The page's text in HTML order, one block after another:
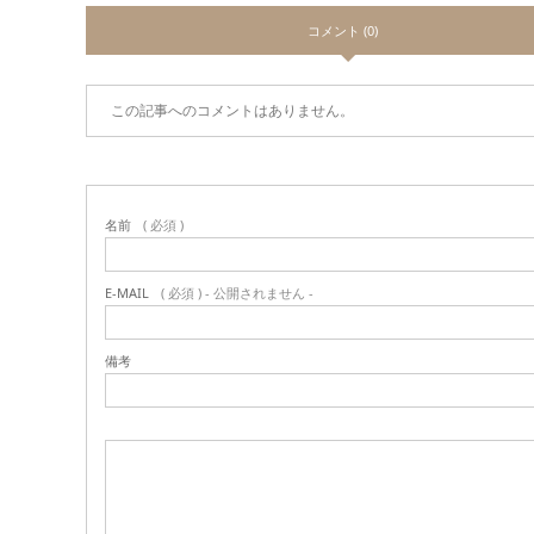
コメント (0)
この記事へのコメントはありません。
名前 ( 必須 )
E-MAIL ( 必須 ) - 公開されません -
備考